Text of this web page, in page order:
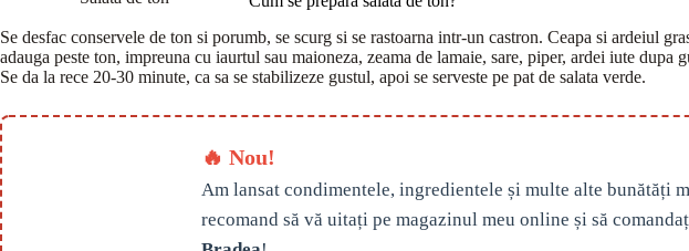
Se desfac conservele de ton si porumb, se scurg si se rastoarna intr-un castron. Ceapa si ardeiul
adauga peste ton, impreuna cu iaurtul sau maioneza, zeama de lamaie, sare, piper, ardei iute dupa
Se da la rece 20-30 minute, ca sa se stabilizeze gustul, apoi se serveste pe pat de salata verde.
🔥 Nou!
Am lansat condimentele, ingredientele și multe alte bunătăți
recomand să vă uitați pe magazinul meu online și să